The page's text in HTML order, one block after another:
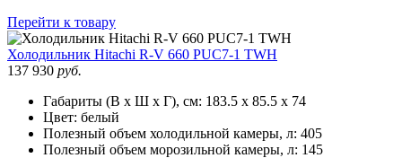
Перейти к товару
Холодильник Hitachi R-V 660 PUC7-1 TWH
137 930 руб.
Габариты (В х Ш х Г), см: 183.5 х 85.5 х 74
Цвет: белый
Полезный объем холодильной камеры, л: 405
Полезный объем морозильной камеры, л: 145